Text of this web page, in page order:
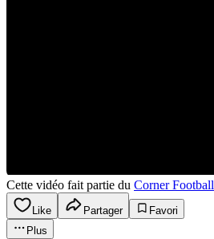
Cette vidéo fait partie du Corner Football
Like Partager
Favori
Plus